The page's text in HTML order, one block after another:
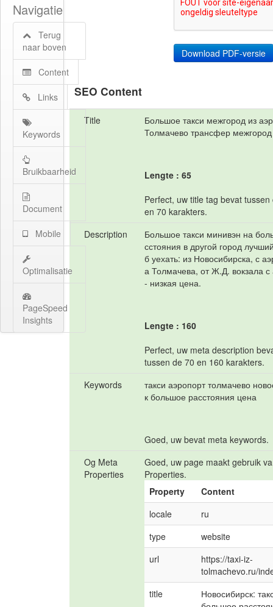
Navigatie
Terug
naar boven
Content
Links
Keywords
Bruikbaarheid
Document
Mobile
Optimalisatie
PageSpeed
Insights
SEO Content
Title
Большое такси межгород из
Толмачево трансфер межгород
Lengte : 65
Perfect, uw title tag bevat tussen
en 70 karakters.
Description
Большое такси минивэн на
сстояния в другой город
б уехать: из Новосибирска, с
а Толмачева, от Ж.Д. вокзала с
- низкая цена.
Lengte : 160
Perfect, uw meta description
tussen de 70 en 160 karakters.
Keywords
такси аэропорт толмачево
к большое расстояния цена
Goed, uw bevat meta keywords.
Og Meta
Properties
Goed, uw page maakt gebruik
Properties.
Property
Content
locale
ru
type
website
url
https://taxi-iz-
tolmachevo.ru/
title
Новосибирск: